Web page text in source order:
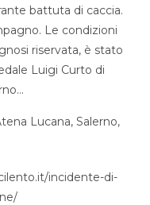
battuta di caccia.
Le condizioni
riservata, è stato
Luigi Curto di
Lucana, Salerno,
incidente-di-